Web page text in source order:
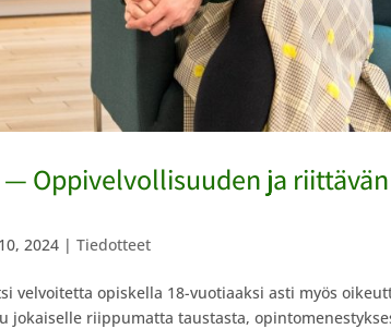
Oppivelvollisuuden ja
2024 |Tiedotteet
velvoitetta opiskella 18-vuotiaaksi asti myös
jokaiselle riippumatta taustasta,